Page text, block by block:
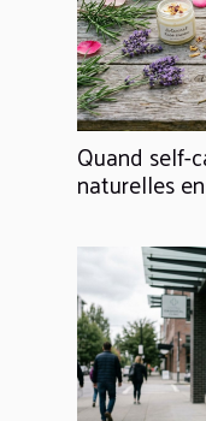
Quand self-
naturelles